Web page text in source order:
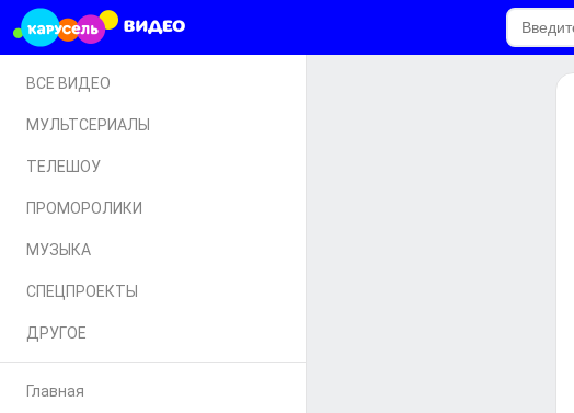
ВСЕ ВИДЕО
МУЛЬТСЕРИАЛЫ
ТЕЛЕШОУ
ПРОМОРОЛИКИ
МУЗЫКА
СПЕЦПРОЕКТЫ
ДРУГОЕ
Главная